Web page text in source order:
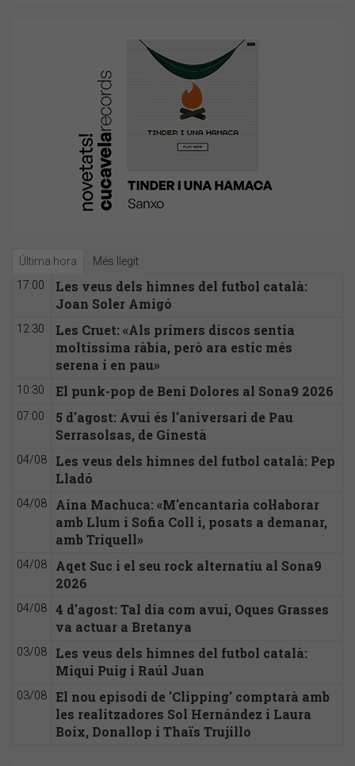
Última hora Més llegit
17:00
Les veus dels himnes del futbol català:
Joan Soler Amigó
12:30
Les Cruet: «Als primers discos sentia
moltíssima ràbia, però ara estic més
serena i en pau»
10:30 El punk-pop de Beni Dolores al Sona9 2026
07:00
5 d'agost: Avui és l'aniversari de Pau
Serrasolsas, de Ginestà
04/08
Les veus dels himnes del futbol català: Pep
Lladó
04/08
Aina Machuca: «M'encantaria col·laborar
amb Llum i Sofia Coll i, posats a demanar,
amb Triquell»
04/08
Aqet Suc i el seu rock alternatiu al Sona9
2026
04/08
4 d'agost: Tal dia com avui, Oques Grasses
va actuar a Bretanya
03/08
Les veus dels himnes del futbol català:
Miqui Puig i Raúl Juan
03/08
El nou episodi de 'Clipping' comptarà amb
les realitzadores Sol Hernández i Laura
Boix, Donallop i Thaïs Trujillo